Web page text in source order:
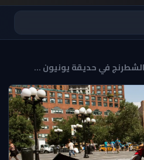
في حديقة يونيون ...